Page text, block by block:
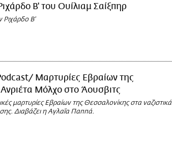
Β' του Ουίλιαμ Σαίξπηρ
Β'
Μαρτυρίες Εβραίων της
Μόλχο στο Άουσβιτς
μαρτυρίες Εβραίων της Θεσσαλονίκης στα ναζιστικά
Διαβάζει η Αγλαΐα Παππά.